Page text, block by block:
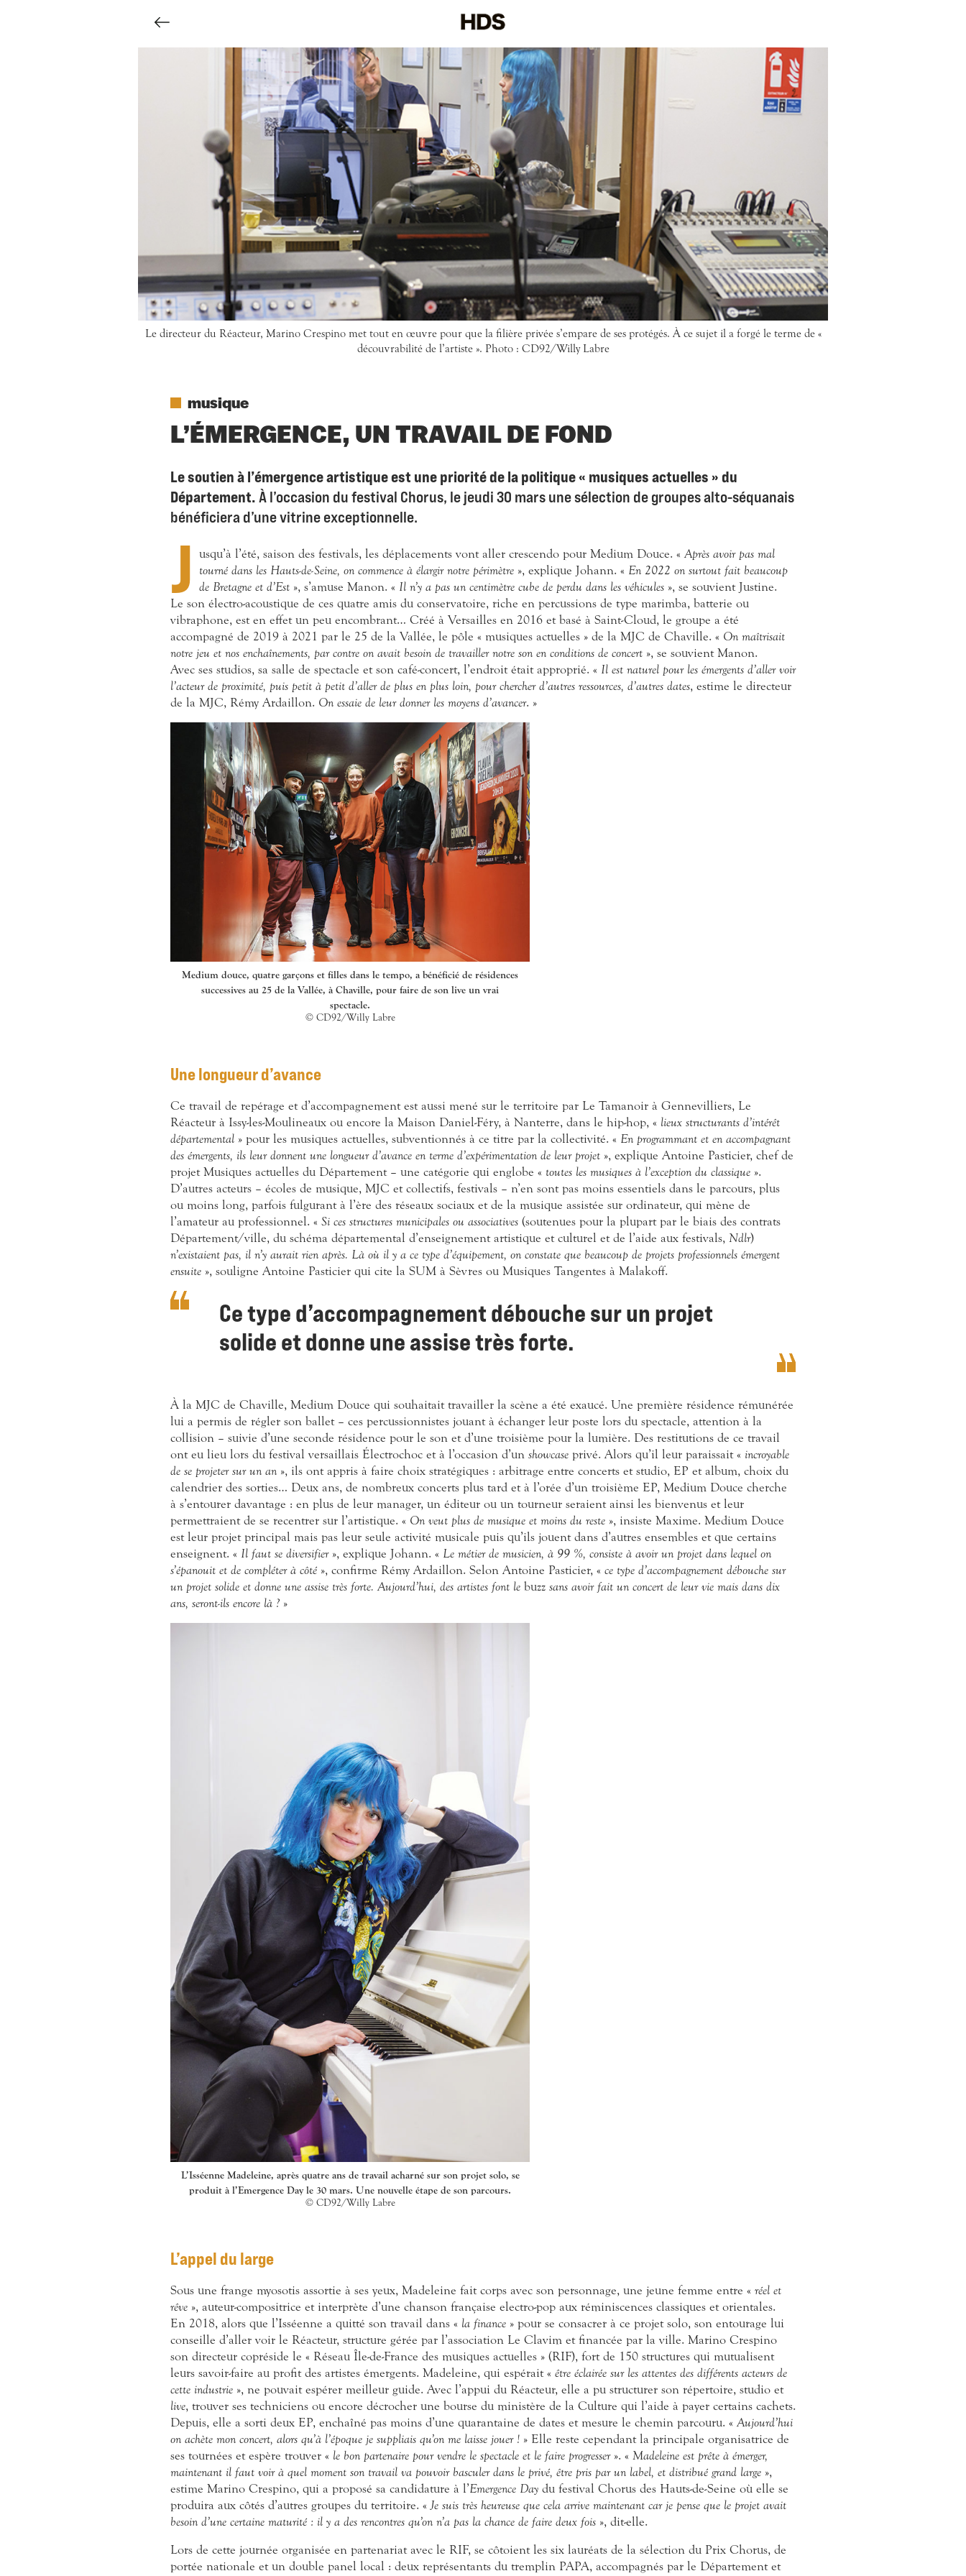
Le directeur du Réacteur, Marino Crespino met tout en œuvre pour que la filière privée s’empare de ses protégés. À ce sujet il a forgé le terme de «
découvrabilité de l’artiste ». Photo : CD92/Willy Labre
musique
L’ÉMERGENCE, UN TRAVAIL DE FOND
Le soutien à l’émergence artistique est une priorité de la politique « musiques actuelles » du
Département.À l’occasion du festival Chorus, le jeudi 30 mars une sélection de groupes alto-séquanais
bénéficiera d’une vitrine exceptionnelle.
J usqu’à l’été, saison des festivals, les déplacements vont aller crescendo pour Medium Douce. «Après avoir pas mal
tourné dans les Hauts-de-Seine, on commence à élargir notre périmètre », explique Johann. « En 2022 on surtout fait beaucoup
de Bretagne et d’Est », s’amuse Manon. « Il n’y a pas un centimètre cube de perdu dans les véhicules », se souvient Justine.
Le son électro-acoustique de ces quatre amis du conservatoire, riche en percussions de type marimba, batterie ou
vibraphone, est en effet un peu encombrant… Créé à Versailles en 2016 et basé à Saint-Cloud, le groupe a été
accompagné de 2019 à 2021 par le 25 de la Vallée, le pôle « musiques actuelles » de la MJC de Chaville. « On maîtrisait
notre jeu et nos enchaînements, par contre on avait besoin de travailler notre son en conditions de concert », se souvient Manon.
Avec ses studios, sa salle de spectacle et son café-concert, l’endroit était approprié. « Il est naturel pour les émergents d’aller voir
l’acteur de proximité, puis petit à petit d’aller de plus en plus loin, pour chercher d’autres ressources, d’autres dates, estime le directeur
de la MJC, Rémy Ardaillon. On essaie de leur donner les moyens d’avancer. »
Medium douce, quatre garçons et filles dans le tempo, a bénéficié de résidences
successives au 25 de la Vallée, à Chaville, pour faire de son live un vrai
spectacle.
© CD92/Willy Labre
Une longueur d’avance
Ce travail de repérage et d’accompagnement est aussi mené sur le territoire par Le Tamanoir à Gennevilliers, Le
Réacteur à Issy-les-Moulineaux ou encore la Maison Daniel-Féry, à Nanterre, dans le hip-hop, « lieux structurants d’intérêt
départemental » pour les musiques actuelles, subventionnés à ce titre par la collectivité. « En programmant et en accompagnant
des émergents, ils leur donnent une longueur d’avance en terme d’expérimentation de leur projet », explique Antoine Pasticier, chef de
projet Musiques actuelles du Département – une catégorie qui englobe « toutes les musiques à l’exception du classique ».
D’autres acteurs – écoles de musique, MJC et collectifs, festivals – n’en sont pas moins essentiels dans le parcours, plus
ou moins long, parfois fulgurant à l’ère des réseaux sociaux et de la musique assistée sur ordinateur, qui mène de
l’amateur au professionnel. « Si ces structures municipales ou associatives (soutenues pour la plupart par le biais des contrats
Département/ville, du schéma départemental d’enseignement artistique et culturel et de l’aide aux festivals, Ndlr)
n’existaient pas, il n’y aurait rien après. Là où il y a ce type d’équipement, on constate que beaucoup de projets professionnels émergent
ensuite », souligne Antoine Pasticier qui cite la SUM à Sèvres ou Musiques Tangentes à Malakoff.
Ce type d’accompagnement débouche sur un projet
solide et donne une assise très forte.
À la MJC de Chaville, Medium Douce qui souhaitait travailler la scène a été exaucé. Une première résidence rémunérée
lui a permis de régler son ballet – ces percussionnistes jouant à échanger leur poste lors du spectacle, attention à la
collision – suivie d’une seconde résidence pour le son et d’une troisième pour la lumière. Des restitutions de ce travail
ont eu lieu lors du festival versaillais Électrochoc et à l’occasion d’un showcase privé. Alors qu’il leur paraissait « incroyable
de se projeter sur un an », ils ont appris à faire choix stratégiques : arbitrage entre concerts et studio, EP et album, choix du
calendrier des sorties… Deux ans, de nombreux concerts plus tard et à l’orée d’un troisième EP, Medium Douce cherche
à s’entourer davantage : en plus de leur manager, un éditeur ou un tourneur seraient ainsi les bienvenus et leur
permettraient de se recentrer sur l’artistique. « On veut plus de musique et moins du reste », insiste Maxime. Medium Douce
est leur projet principal mais pas leur seule activité musicale puis qu’ils jouent dans d’autres ensembles et que certains
enseignent. « Il faut se diversifier», explique Johann. « Le métier de musicien, à 99 %, consiste à avoir un projet dans lequel on
s’épanouit et de compléter à côté », confirme Rémy Ardaillon. Selon Antoine Pasticier, « ce type d’accompagnement débouche sur
un projet solide et donne une assise très forte. Aujourd’hui, des artistes font le buzz sans avoir fait un concert de leur vie mais dans dix
ans, seront-ils encore là ? »
L’Isséenne Madeleine, après quatre ans de travail acharné sur son projet solo, se
produit à l’Emergence Day le 30 mars. Une nouvelle étape de son parcours.
© CD92/Willy Labre
L’appel du large
Sous une frange myosotis assortie à ses yeux, Madeleine fait corps avec son personnage, une jeune femme entre « réel et
rêve », auteur-compositrice et interprète d’une chanson française electro-pop aux réminiscences classiques et orientales.
En 2018, alors que l’Isséenne a quitté son travail dans « la finance » pour se consacrer à ce projet solo, son entourage lui
conseille d’aller voir le Réacteur, structure gérée par l’association Le Clavim et financée par la ville. Marino Crespino
son directeur copréside le « Réseau Île-de-France des musiques actuelles » (RIF), fort de 150 structures qui mutualisent
leurs savoir-faire au profit des artistes émergents. Madeleine, qui espérait « être éclairée sur les attentes des différents acteurs de
cette industrie », ne pouvait espérer meilleur guide. Avec l’appui du Réacteur, elle a pu structurer son répertoire, studio et
live, trouver ses techniciens ou encore décrocher une bourse du ministère de la Culture qui l’aide à payer certains cachets.
Depuis, elle a sorti deux EP, enchaîné pas moins d’une quarantaine de dates et mesure le chemin parcouru. « Aujourd’hui
on achète mon concert, alors qu’à l’époque je suppliais qu’on me laisse jouer ! » Elle reste cependant la principale organisatrice de
ses tournées et espère trouver « le bon partenaire pour vendre le spectacle et le faire progresser». « Madeleine est prête à émerger,
maintenant il faut voir à quel moment son travail va pouvoir basculer dans le privé, être pris par un label, et distribué grand large »,
estime Marino Crespino, qui a proposé sa candidature à l’Emergence Day du festival Chorus des Hauts-de-Seine où elle se
produira aux côtés d’autres groupes du territoire. «Je suis très heureuse que cela arrive maintenant car je pense que le projet avait
besoin d’une certaine maturité : il y a des rencontres qu’on n’a pas la chance de faire deux fois », dit-elle.
Lors de cette journée organisée en partenariat avec le RIF, se côtoient les six lauréats de la sélection du Prix Chorus, de
portée nationale et un double panel local : deux représentants du tremplin PAPA, accompagnés par le Département et